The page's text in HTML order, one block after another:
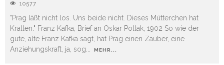
10577
"Prag läßt nicht los. Uns beide nicht. Dieses Mütterchen hat
Krallen." Franz Kafka, Brief an Oskar Pollak, 1902 So wie der
gute, alte Franz Kafka sagt, hat Prag einen Zauber, eine
Anziehungskraft, ja, sog... MEHR...